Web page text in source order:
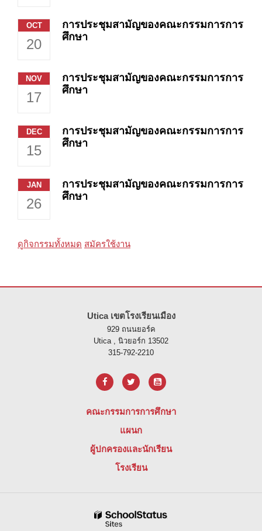
OCT
20
การประชุมสามัญของคณะกรรมการการ
ศึกษา
NOV
17
การประชุมสามัญของคณะกรรมการการ
ศึกษา
DEC
15
การประชุมสามัญของคณะกรรมการการ
ศึกษา
JAN
26
การประชุมสามัญของคณะกรรมการการ
ศึกษา
ดูกิจกรรมทั้งหมด สมัครใช้งาน
Utica เขตโรงเรียนเมือง
929 ถนนยอร์ค
Utica , นิวยอร์ก 13502
315-792-2210
คณะกรรมการการศึกษา
แผนก
ผู้ปกครองและนักเรียน
โรงเรียน